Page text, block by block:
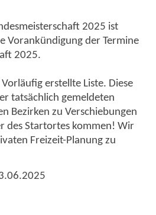
2025 ist
Vorankündigung der Termine
2025.
erstellte Liste. Diese
tatsächlich gemeldeten
Bezirken zu Verschiebungen
des Startortes kommen! Wir
Freizeit-Planung zu